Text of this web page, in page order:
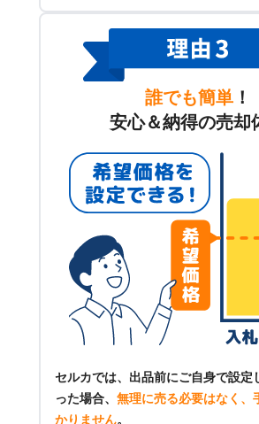
誰でも簡単 ！
安心＆納得の売却
セルカでは、出品前にご自身で設定
った場合、 無理に売る必要はなく、
かりません。